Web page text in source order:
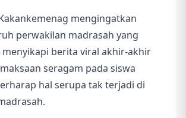
mengingatkan
perwakilan madrasah yang
berita viral akhir-akhir
seragam pada siswa
hal serupa tak terjadi di